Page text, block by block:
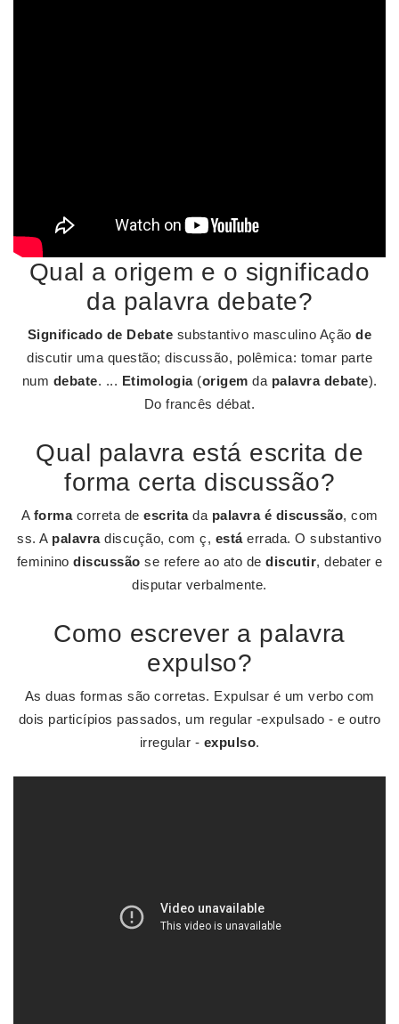
Qual a origem e o significado
da palavra debate?
Significado de Debate substantivo masculino Açãode
discutir uma questão; discussão, polêmica: tomar parte
num debate. ... Etimologia(origem da palavra debate).
Do francês débat.
Qual palavra está escrita de
forma certa discussão?
A formacorreta de escritada palavra é discussão, com
ss. A palavradiscução, com ç, estáerrada. O substantivo
feminino discussão se refere ao ato de discutir, debater e
disputar verbalmente.
Como escrever a palavra
expulso?
As duas formas são corretas. Expulsar é um verbo com
dois particípios passados, um regular -expulsado - e outro
irregular - expulso.